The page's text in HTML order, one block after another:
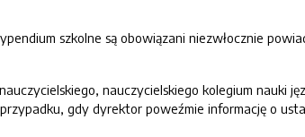
szkolne są obowiązani niezwłocznie
nauczycielskiego kolegium nauki
gdy dyrektor poweźmie informację o